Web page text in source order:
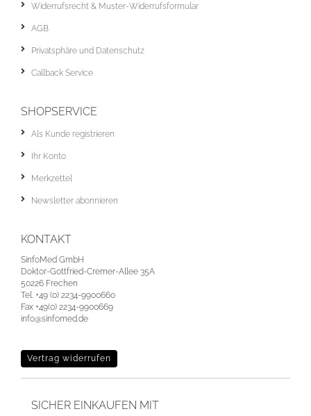
Widerrufsrecht & Muster-Widerrufsformular
AGB
Privatsphäre und Datenschutz
Callback Service
SHOPSERVICE
Als Kunde registrieren
Ihr Konto
Merkzettel
Newsletter abonnieren
KONTAKT
SinfoMed GmbH
Doktor-Gottfried-Cremer-Allee 35A
50226 Frechen
Tel. +49 (0) 2234-9900660
Fax +49(0) 2234-9900669
info@sinfomed.de
Vertrag widerrufen
SICHER EINKAUFEN MIT